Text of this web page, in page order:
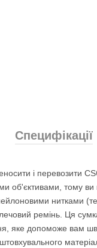
Специфікації
і перевозити
об'єктивами, тому
нитками
ремінь. Ця
яке допоможе вам